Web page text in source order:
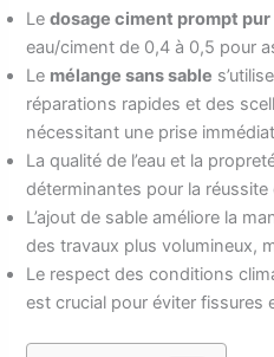
Ledosage ciment prompt pur
eau/ciment de 0,4 à 0,5 pour
Le mélange sans sable
réparations rapides et des
nécessitant une prise
La qualité de l’eau et la
déterminantes pour la réussite
L’ajout de sable améliore la
des travaux plus volumineux,
Le respect des conditions
est crucial pour éviter fissures